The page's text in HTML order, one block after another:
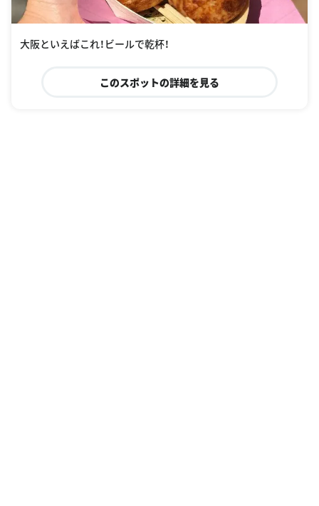
大阪といえばこれ！ビールで乾杯！
このスポットの詳細を見る